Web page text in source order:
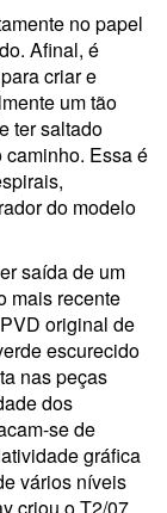
no papel
Afinal, é
criar e
um tão
ter saltado
Essa é
do modelo
saída de um
mais recente
original de
escurecido
nas peças
dos
se de
gráfica
vários níveis
criou o T2/07